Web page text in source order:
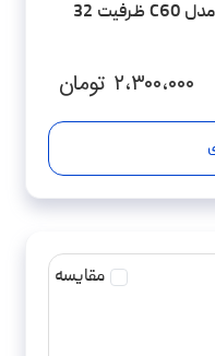
فلش مموری OTG کینگ استار مدل C60 ظرفیت 32
۲،۳۰۰،۰۰۰ تومان
مقایسه